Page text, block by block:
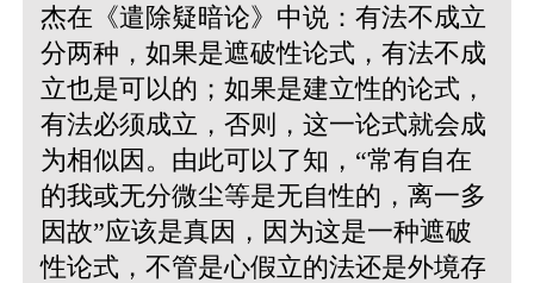
杰在《遣除疑暗论》中说：有法不成立
分两种，如果是遮破性论式，有法不成
立也是可以的；如果是建立性的论式，
有法必须成立，否则，这一论式就会成
为相似因。由此可以了知，“常有自在
的我或无分微尘等是无自性的，离一多
因故”应该是真因，因为这是一种遮破
性论式，不管是心假立的法还是外境存